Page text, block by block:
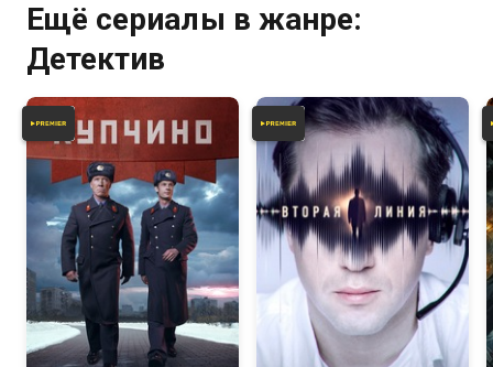
Ещё сериалы в жанре:
Детектив